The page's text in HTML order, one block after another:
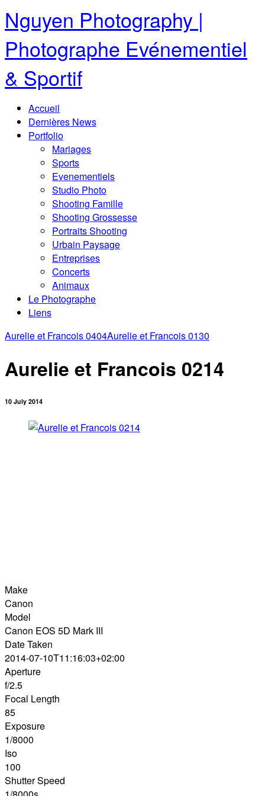
Nguyen Photography |
Photographe Evénementiel
& Sportif
Accueil
Dernières News
Portfolio
Mariages
Sports
Evenementiels
Studio Photo
Shooting Famille
Shooting Grossesse
Portraits Shooting
Urbain Paysage
Entreprises
Concerts
Animaux
Le Photographe
Liens
Aurelie et Francois 0404Aurelie et Francois 0130
Aurelie et Francois 0214
10 July 2014
Make
Canon
Model
Canon EOS 5D Mark III
Date Taken
2014-07-10T11:16:03+02:00
Aperture
f/2.5
Focal Length
85
Exposure
1/8000
Iso
100
Shutter Speed